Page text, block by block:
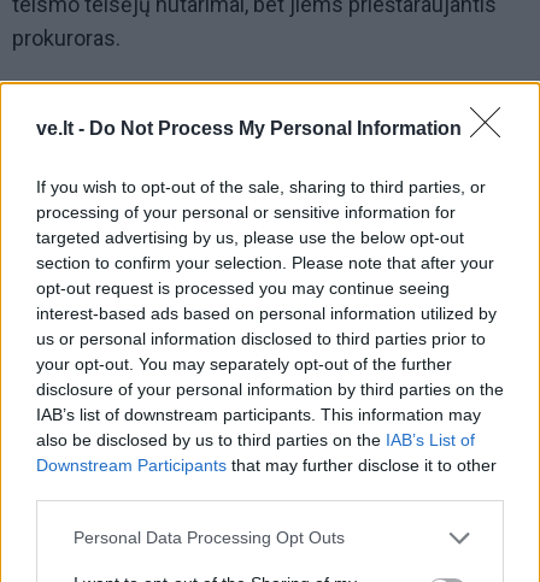
ve.lt - Do Not Process My Personal Information
If you wish to opt-out of the sale, sharing to third parties, or
processing of your personal or sensitive information for
targeted advertising by us, please use the below opt-out
section to confirm your selection. Please note that after your
opt-out request is processed you may continue seeing
interest-based ads based on personal information utilized by
us or personal information disclosed to third parties prior to
your opt-out. You may separately opt-out of the further
disclosure of your personal information by third parties on the
IAB’s list of downstream participants. This information may
also be disclosed by us to third parties on the IAB’s List of
Downstream Participants that may further disclose it to other
Personal Data Processing Opt Outs
prokuroras.
„Daug nekalbėsiu, nes advokatai turėjo kalbėti. Kiek
klausinėjau, kiek žinau, prokuroras galimai meluoja.
teismas mus uždarė iš naujo, kai prokuroras pakišo